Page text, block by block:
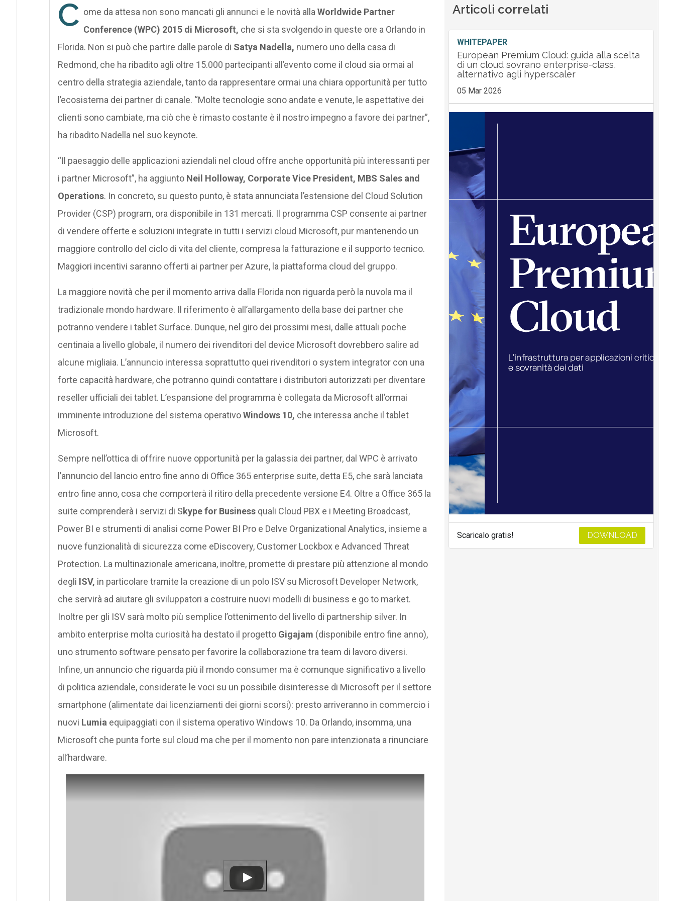
C ome da attesa non sono mancati gli annunci e le novità alla Worldwide Partner
Conference (WPC) 2015 di Microsoft, che si sta svolgendo in queste ore a Orlando in
Florida. Non si può che partire dalle parole di Satya Nadella, numero uno della casa di
Redmond, che ha ribadito agli oltre 15.000 partecipanti all’evento come il cloud sia ormai al
centro della strategia aziendale, tanto da rappresentare ormai una chiara opportunità per tutto
l’ecosistema dei partner di canale. “Molte tecnologie sono andate e venute, le aspettative dei
clienti sono cambiate, ma ciò che è rimasto costante è il nostro impegno a favore dei partner”,
ha ribadito Nadella nel suo keynote.
“Il paesaggio delle applicazioni aziendali nel cloud offre anche opportunità più interessanti per
i partner Microsoft”, ha aggiunto Neil Holloway, Corporate Vice President, MBS Sales and
Operations. In concreto, su questo punto, è stata annunciata l’estensione del Cloud Solution
Provider (CSP) program, ora disponibile in 131 mercati. Il programma CSP consente ai partner
di vendere offerte e soluzioni integrate in tutti i servizi cloud Microsoft, pur mantenendo un
maggiore controllo del ciclo di vita del cliente, compresa la fatturazione e il supporto tecnico.
Maggiori incentivi saranno offerti ai partner per Azure, la piattaforma cloud del gruppo.
La maggiore novità che per il momento arriva dalla Florida non riguarda però la nuvola ma il
tradizionale mondo hardware. Il riferimento è all’allargamento della base dei partner che
potranno vendere i tablet Surface. Dunque, nel giro dei prossimi mesi, dalle attuali poche
centinaia a livello globale, il numero dei rivenditori del device Microsoft dovrebbero salire ad
alcune migliaia. L’annuncio interessa soprattutto quei rivenditori o system integrator con una
forte capacità hardware, che potranno quindi contattare i distributori autorizzati per diventare
reseller ufficiali dei tablet. L’espansione del programma è collegata da Microsoft all’ormai
imminente introduzione del sistema operativoWindows 10, che interessa anche il tablet
Microsoft.
Sempre nell’ottica di offrire nuove opportunità per la galassia dei partner, dal WPC è arrivato
l’annuncio del lancio entro fine anno di Office 365 enterprise suite, detta E5, che sarà lanciata
entro fine anno, cosa che comporterà il ritiro della precedente versione E4. Oltre a Office 365 la
suite comprenderà i servizi di Skype for Business quali Cloud PBX e i Meeting Broadcast,
Power BI e strumenti di analisi come Power BI Pro e Delve Organizational Analytics, insieme a
nuove funzionalità di sicurezza come eDiscovery, Customer Lockbox e Advanced Threat
Protection. La multinazionale americana, inoltre, promette di prestare più attenzione al mondo
degli ISV, in particolare tramite la creazione di un polo ISV su Microsoft Developer Network,
che servirà ad aiutare gli sviluppatori a costruire nuovi modelli di business e go to market.
Inoltre per gli ISV sarà molto più semplice l’ottenimento del livello di partnership silver. In
ambito enterprise molta curiosità ha destato il progetto Gigajam (disponibile entro fine anno),
uno strumento software pensato per favorire la collaborazione tra team di lavoro diversi.
Infine, un annuncio che riguarda più il mondo consumer ma è comunque significativo a livello
di politica aziendale, considerate le voci su un possibile disinteresse di Microsoft per il settore
smartphone (alimentate dai licenziamenti dei giorni scorsi): presto arriveranno in commercio i
nuovi Lumia equipaggiati con il sistema operativo Windows 10. Da Orlando, insomma, una
Microsoft che punta forte sul cloud ma che per il momento non pare intenzionata a rinunciare
all’hardware.
Articoli correlati
WHITEPAPER
European Premium Cloud: guida alla scelta
di un cloud sovrano enterprise-class,
alternativo agli hyperscaler
05 Mar 2026
Scaricalo gratis! DOWNLOAD